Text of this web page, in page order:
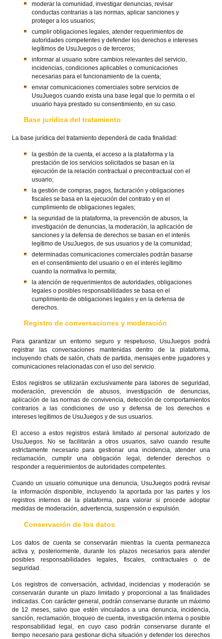
moderar la comunidad, investigar denuncias, revisar
conductas contrarias a las normas, aplicar sanciones y
proteger a los usuarios;
cumplir obligaciones legales, atender requerimientos de
autoridades competentes y defender los derechos e intereses
legítimos de UsuJuegos o de terceros;
informar al usuario sobre cambios relevantes del servicio,
incidencias, condiciones aplicables o comunicaciones
necesarias para el funcionamiento de la cuenta;
enviar comunicaciones comerciales sobre servicios de
UsuJuegos cuando exista una base legal que lo permita o el
usuario haya prestado su consentimiento, en su caso.
Base jurídica del tratamiento
La base jurídica del tratamiento dependerá de cada finalidad:
la gestión de la cuenta, el acceso a la plataforma y la
prestación de los servicios solicitados se basan en la
ejecución de la relación contractual o precontractual con el
usuario;
la gestión de compras, pagos, facturación y obligaciones
fiscales se basa en la ejecución del contrato y en el
cumplimiento de obligaciones legales;
la seguridad de la plataforma, la prevención de abusos, la
investigación de denuncias, la moderación, la aplicación de
sanciones y la defensa de derechos se basan en el interés
legítimo de UsuJuegos, de sus usuarios y de la comunidad;
determinadas comunicaciones comerciales podrán basarse
en el consentimiento del usuario o en el interés legítimo
cuando la normativa lo permita;
la atención de requerimientos de autoridades, obligaciones
legales o posibles responsabilidades se basa en el
cumplimiento de obligaciones legales y en la defensa de
derechos.
Registro de conversaciones y moderación
Para garantizar un entorno seguro y respetuoso, UsuJuegos podrá
registrar las conversaciones mantenidas dentro de la plataforma,
incluyendo chats de salón, chats de partida, mensajes entre jugadores y
comunicaciones relacionadas con el uso del servicio.
Estos registros se utilizarán exclusivamente para labores de seguridad,
moderación, prevención de abusos, investigación de denuncias,
aplicación de las normas de convivencia, detección de comportamientos
contrarios a las condiciones de uso y defensa de los derechos e
intereses legítimos de UsuJuegos y de sus usuarios.
El acceso a estos registros estará limitado al personal autorizado de
UsuJuegos. No se facilitarán a otros usuarios, salvo cuando resulte
estrictamente necesario para gestionar una incidencia, atender una
reclamación, cumplir una obligación legal, defender derechos o
responder a requerimientos de autoridades competentes.
Cuando un usuario comunique una denuncia, UsuJuegos podrá revisar
la información disponible, incluyendo la aportada por las partes y los
registros internos de la plataforma, para valorar si procede adoptar
medidas de moderación, advertencia, suspensión o expulsión.
Conservación de los datos
Los datos de cuenta se conservarán mientras la cuenta permanezca
activa y, posteriormente, durante los plazos necesarios para atender
posibles responsabilidades legales, fiscales, contractuales o de
seguridad.
Los registros de conversación, actividad, incidencias y moderación se
conservarán durante un plazo limitado y proporcional a las finalidades
indicadas. Con carácter general, podrán conservarse durante un máximo
de 12 meses, salvo que estén vinculados a una denuncia, incidencia,
sanción, reclamación, bloqueo de cuenta, investigación interna o posible
responsabilidad legal, en cuyo caso podrán conservarse durante el
tiempo necesario para gestionar dicha situación y defender los derechos